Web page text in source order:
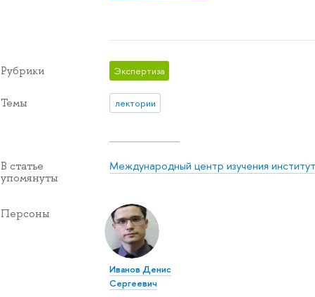
Рубрики Экспертиза
Темы лектории
В статье
упомянуты
Международный центр изучения
Персоны
Иванов Денис
Сергеевич